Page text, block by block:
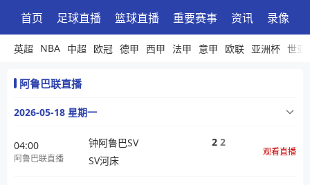
首页 足球直播 篮球直播 重要赛事 资讯 录像
英超 NBA 中超 欧冠 德甲 西甲 法甲 意甲 欧联 亚洲杯 世亚
阿鲁巴联直播
2026-05-18 星期一
04:00
阿鲁巴联直播
钟阿鲁巴SV
SV河床
2 2
观看直播